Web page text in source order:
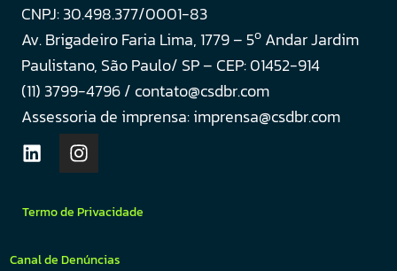
CNPJ: 30.498.377/0001-83
Av. Brigadeiro Faria Lima, 1779 – 5o Andar Jardim
Paulistano, São Paulo/ SP – CEP: 01452-914
(11) 3799-4796 / contato@csdbr.com
Assessoria de imprensa: imprensa@csdbr.com
Termo de Privacidade
Canal de Denúncias